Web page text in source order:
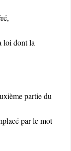
loi dont la
partie du
par le mot